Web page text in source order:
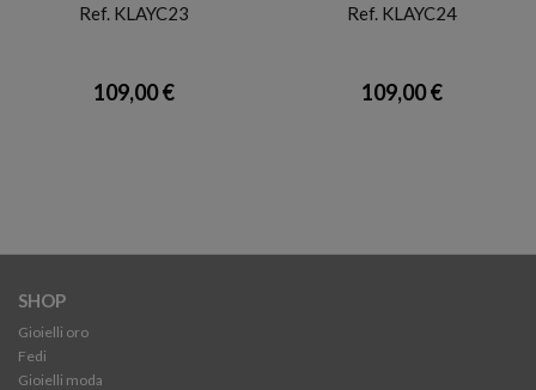
Ref. KLAYC23
109,00 €
Ref. KLAYC24
109,00 €
SHOP
Gioielli oro
Fedi
Gioielli moda